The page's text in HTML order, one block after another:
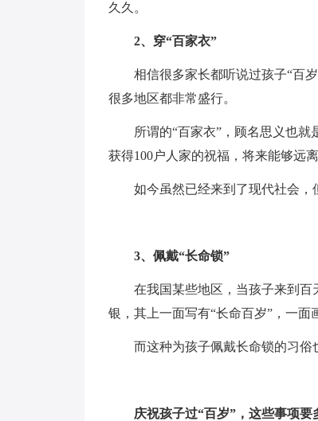
久久。
2、穿“百家衣”
相信很多家长都听说过孩子“百
很多地区都非常盛行。
所谓的“百家衣”，顾名思义也
获得100户人家的祝福，将来能够远
如今虽然已经来到了现代社会，
3、佩戴“长命锁”
在我国某些地区，当孩子来到百
银，其上一面写有“长命百岁”，一面
而这种为孩子佩戴长命锁的习俗
庆祝孩子过“百岁”，这些事项要